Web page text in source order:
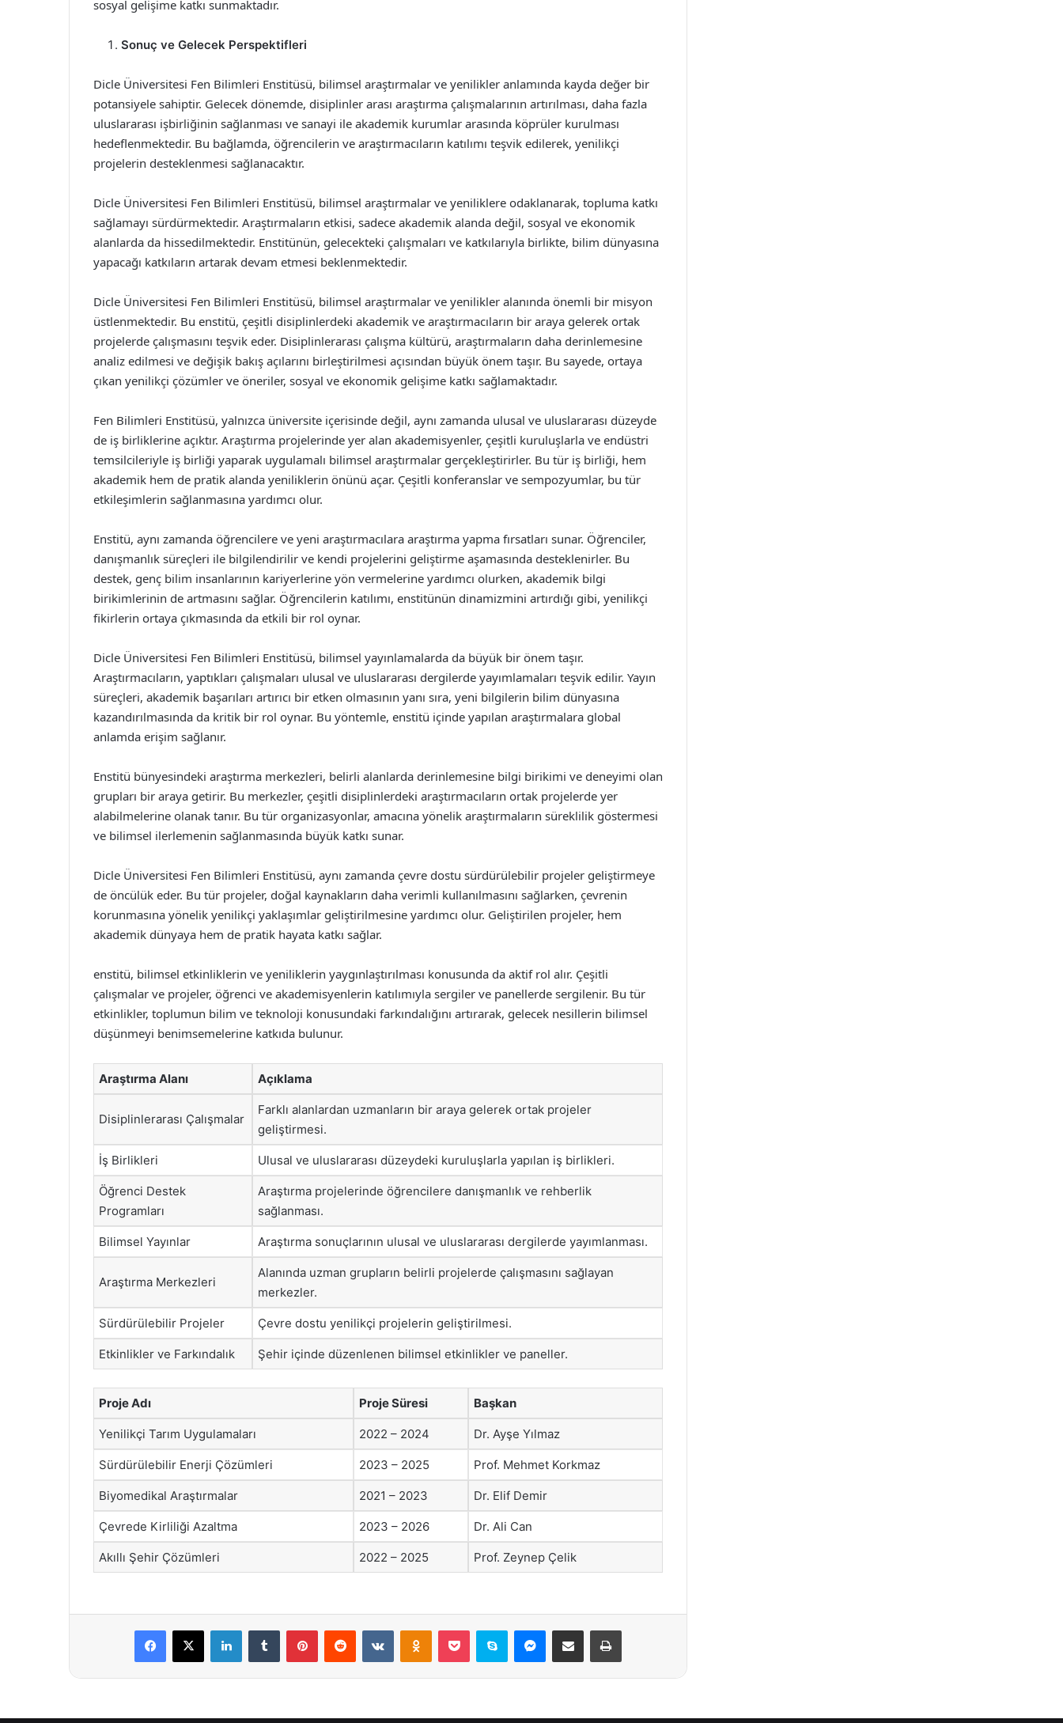
sosyal gelişime katkı sunmaktadır.
Sonuç ve Gelecek Perspektifleri
Dicle Üniversitesi Fen Bilimleri Enstitüsü, bilimsel araştırmalar ve yenilikler anlamında kayda değer bir
potansiyele sahiptir. Gelecek dönemde, disiplinler arası araştırma çalışmalarının artırılması, daha fazla
uluslararası işbirliğinin sağlanması ve sanayi ile akademik kurumlar arasında köprüler kurulması
hedeflenmektedir. Bu bağlamda, öğrencilerin ve araştırmacıların katılımı teşvik edilerek, yenilikçi
projelerin desteklenmesi sağlanacaktır.
Dicle Üniversitesi Fen Bilimleri Enstitüsü, bilimsel araştırmalar ve yeniliklere odaklanarak, topluma katkı
sağlamayı sürdürmektedir. Araştırmaların etkisi, sadece akademik alanda değil, sosyal ve ekonomik
alanlarda da hissedilmektedir. Enstitünün, gelecekteki çalışmaları ve katkılarıyla birlikte, bilim dünyasına
yapacağı katkıların artarak devam etmesi beklenmektedir.
Dicle Üniversitesi Fen Bilimleri Enstitüsü, bilimsel araştırmalar ve yenilikler alanında önemli bir misyon
üstlenmektedir. Bu enstitü, çeşitli disiplinlerdeki akademik ve araştırmacıların bir araya gelerek ortak
projelerde çalışmasını teşvik eder. Disiplinlerarası çalışma kültürü, araştırmaların daha derinlemesine
analiz edilmesi ve değişik bakış açılarını birleştirilmesi açısından büyük önem taşır. Bu sayede, ortaya
çıkan yenilikçi çözümler ve öneriler, sosyal ve ekonomik gelişime katkı sağlamaktadır.
Fen Bilimleri Enstitüsü, yalnızca üniversite içerisinde değil, aynı zamanda ulusal ve uluslararası düzeyde
de iş birliklerine açıktır. Araştırma projelerinde yer alan akademisyenler, çeşitli kuruluşlarla ve endüstri
temsilcileriyle iş birliği yaparak uygulamalı bilimsel araştırmalar gerçekleştirirler. Bu tür iş birliği, hem
akademik hem de pratik alanda yeniliklerin önünü açar. Çeşitli konferanslar ve sempozyumlar, bu tür
etkileşimlerin sağlanmasına yardımcı olur.
Enstitü, aynı zamanda öğrencilere ve yeni araştırmacılara araştırma yapma fırsatları sunar. Öğrenciler,
danışmanlık süreçleri ile bilgilendirilir ve kendi projelerini geliştirme aşamasında desteklenirler. Bu
destek, genç bilim insanlarının kariyerlerine yön vermelerine yardımcı olurken, akademik bilgi
birikimlerinin de artmasını sağlar. Öğrencilerin katılımı, enstitünün dinamizmini artırdığı gibi, yenilikçi
fikirlerin ortaya çıkmasında da etkili bir rol oynar.
Dicle Üniversitesi Fen Bilimleri Enstitüsü, bilimsel yayınlamalarda da büyük bir önem taşır.
Araştırmacıların, yaptıkları çalışmaları ulusal ve uluslararası dergilerde yayımlamaları teşvik edilir. Yayın
süreçleri, akademik başarıları artırıcı bir etken olmasının yanı sıra, yeni bilgilerin bilim dünyasına
kazandırılmasında da kritik bir rol oynar. Bu yöntemle, enstitü içinde yapılan araştırmalara global
anlamda erişim sağlanır.
Enstitü bünyesindeki araştırma merkezleri, belirli alanlarda derinlemesine bilgi birikimi ve deneyimi olan
grupları bir araya getirir. Bu merkezler, çeşitli disiplinlerdeki araştırmacıların ortak projelerde yer
alabilmelerine olanak tanır. Bu tür organizasyonlar, amacına yönelik araştırmaların süreklilik göstermesi
ve bilimsel ilerlemenin sağlanmasında büyük katkı sunar.
Dicle Üniversitesi Fen Bilimleri Enstitüsü, aynı zamanda çevre dostu sürdürülebilir projeler geliştirmeye
de öncülük eder. Bu tür projeler, doğal kaynakların daha verimli kullanılmasını sağlarken, çevrenin
korunmasına yönelik yenilikçi yaklaşımlar geliştirilmesine yardımcı olur. Geliştirilen projeler, hem
akademik dünyaya hem de pratik hayata katkı sağlar.
enstitü, bilimsel etkinliklerin ve yeniliklerin yaygınlaştırılması konusunda da aktif rol alır. Çeşitli
çalışmalar ve projeler, öğrenci ve akademisyenlerin katılımıyla sergiler ve panellerde sergilenir. Bu tür
etkinlikler, toplumun bilim ve teknoloji konusundaki farkındalığını artırarak, gelecek nesillerin bilimsel
düşünmeyi benimsemelerine katkıda bulunur.
Araştırma Alanı Açıklama
Disiplinlerarası Çalışmalar
Farklı alanlardan uzmanların bir araya gelerek ortak projeler
geliştirmesi.
İş Birlikleri Ulusal ve uluslararası düzeydeki kuruluşlarla yapılan iş birlikleri.
Öğrenci Destek
Programları
Araştırma projelerinde öğrencilere danışmanlık ve rehberlik
sağlanması.
Bilimsel Yayınlar Araştırma sonuçlarının ulusal ve uluslararası dergilerde yayımlanması.
Araştırma Merkezleri
Alanında uzman grupların belirli projelerde çalışmasını sağlayan
merkezler.
Sürdürülebilir Projeler Çevre dostu yenilikçi projelerin geliştirilmesi.
Etkinlikler ve Farkındalık Şehir içinde düzenlenen bilimsel etkinlikler ve paneller.
Proje Adı Proje Süresi Başkan
Yenilikçi Tarım Uygulamaları 2022 – 2024 Dr. Ayşe Yılmaz
Sürdürülebilir Enerji Çözümleri 2023 – 2025 Prof. Mehmet Korkmaz
Biyomedikal Araştırmalar 2021 – 2023 Dr. Elif Demir
Çevrede Kirliliği Azaltma 2023 – 2026 Dr. Ali Can
Akıllı Şehir Çözümleri 2022 – 2025 Prof. Zeynep Çelik
Facebook
X LinkedInTumblr PinterestReddit VKontakteOdnoklassniki
Pocket Skype Messenger
E-Posta ile paylaş Yazdır